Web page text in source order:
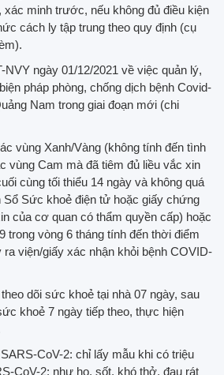
minh trước, nếu không đủ điều kiện
cách ly tập trung theo quy định (cụ
NVY ngày 01/12/2021 về việc quản lý,
pháp phòng, chống dịch bệnh Covid-
Nam trong giai đoạn mới (chi
vùng Xanh/Vàng (không tính đến tình
vùng Cam mà đã tiêm đủ liều vắc xin
cùng tối thiểu 14 ngày và không quá
Sổ Sức khoẻ điện tử hoặc giấy chứng
của cơ quan có thẩm quyền cấp) hoặc
trong vòng 6 tháng tính đến thời điểm
viện/giấy xác nhận khỏi bệnh COVID-
dõi sức khoẻ tại nhà 07 ngày, sau
khoẻ 7 ngày tiếp theo, thực hiện
CoV-2: chỉ lấy mẫu khi có triệu
CoV-2: như ho, sốt, khó thở, đau rát